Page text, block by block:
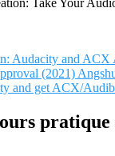
Take Your
(2021)
and get ACX/
pratique